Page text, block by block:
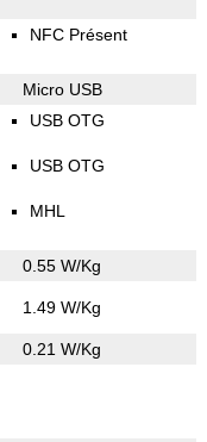
NFC Présent
Micro USB
USB OTG
USB OTG
MHL
0.55 W/Kg
1.49 W/Kg
0.21 W/Kg